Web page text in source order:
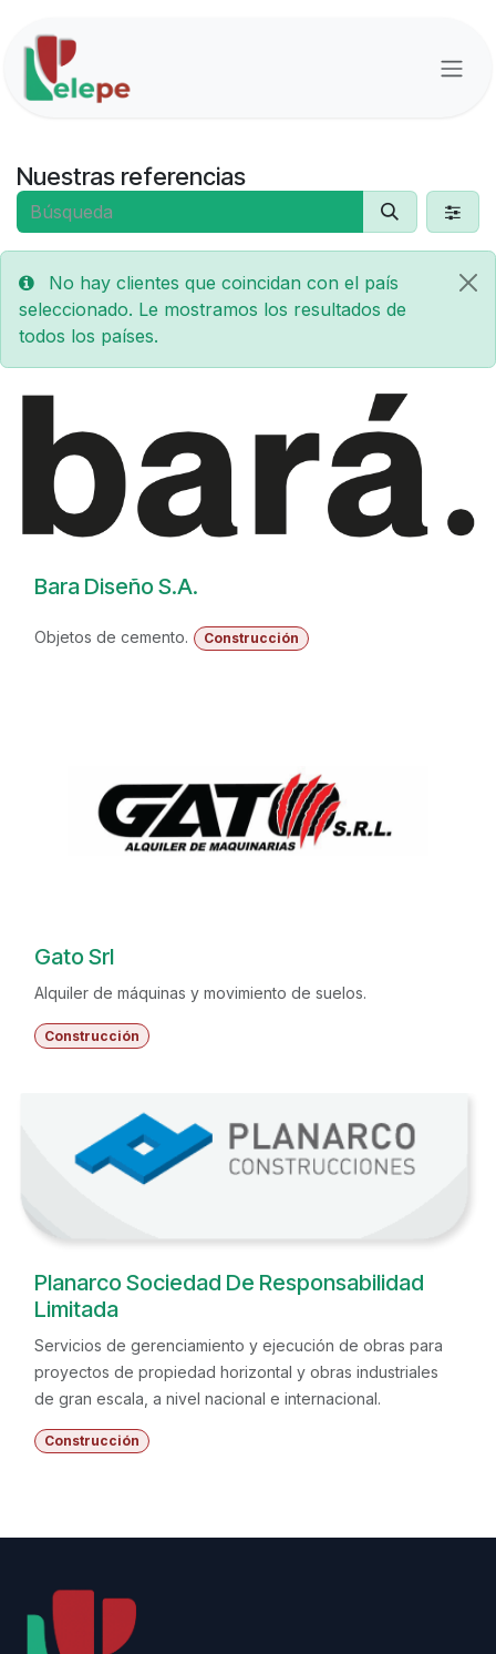
Nuestras referencias
No hay clientes que coincidan con el país
seleccionado. Le mostramos los resultados de
todos los países.
Bara Diseño S.A.
Objetos de cemento. Construcción
Gato Srl
Alquiler de máquinas y movimiento de suelos.
Construcción
Planarco Sociedad De Responsabilidad
Limitada
Servicios de gerenciamiento y ejecución de obras para
proyectos de propiedad horizontal y obras industriales
de gran escala, a nivel nacional e internacional.
Construcción